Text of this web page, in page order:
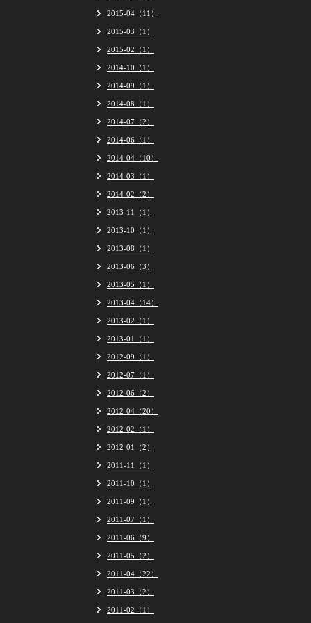
2015-04（11）
2015-03（1）
2015-02（1）
2014-10（1）
2014-09（1）
2014-08（1）
2014-07（2）
2014-06（1）
2014-04（10）
2014-03（1）
2014-02（2）
2013-11（1）
2013-10（1）
2013-08（1）
2013-06（3）
2013-05（1）
2013-04（14）
2013-02（1）
2013-01（1）
2012-09（1）
2012-07（1）
2012-06（2）
2012-04（20）
2012-02（1）
2012-01（2）
2011-11（1）
2011-10（1）
2011-09（1）
2011-07（1）
2011-06（9）
2011-05（2）
2011-04（22）
2011-03（2）
2011-02（1）